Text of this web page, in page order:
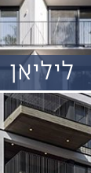
ליליאן 8